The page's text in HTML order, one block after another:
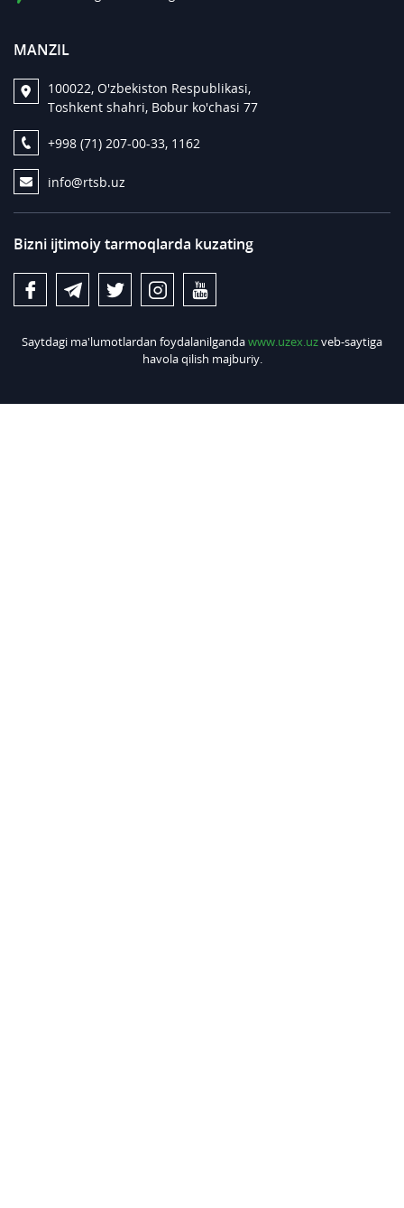
MANZIL
100022, O'zbekiston Respublikasi,
Toshkent shahri, Bobur ko'chasi 77
+998 (71) 207-00-33, 1162
info@rtsb.uz
Bizni ijtimoiy tarmoqlarda kuzating
Saytdagi ma'lumotlardan foydalanilgandawww.uzex.uzveb-saytiga
havola qilish majburiy.